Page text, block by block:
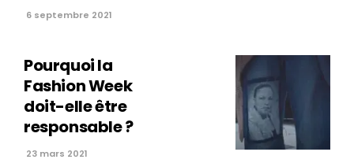
6 septembre 2021
Pourquoi la
Fashion Week
doit-elle être
responsable ?
23 mars 2021